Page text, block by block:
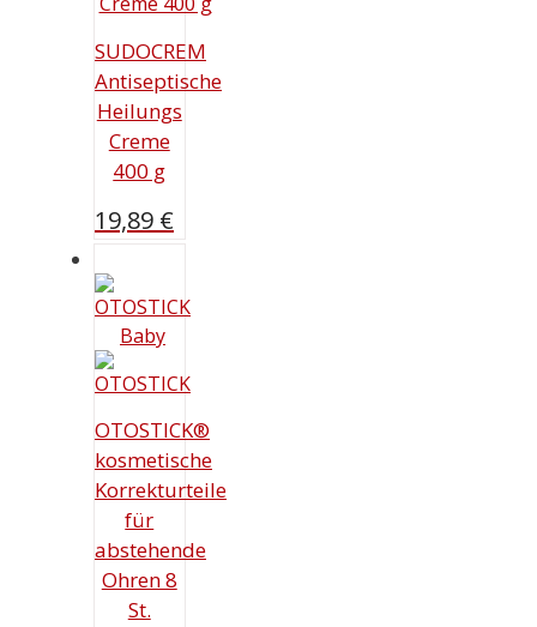
SUDOCREM
Antiseptische
Heilungs
Creme
400 g
19,89 €
OTOSTICK®
kosmetische
Korrekturteile
für
abstehende
Ohren 8
St.